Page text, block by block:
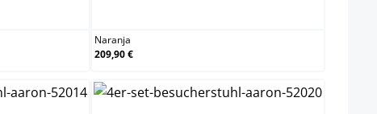
Naranja
209,90 €